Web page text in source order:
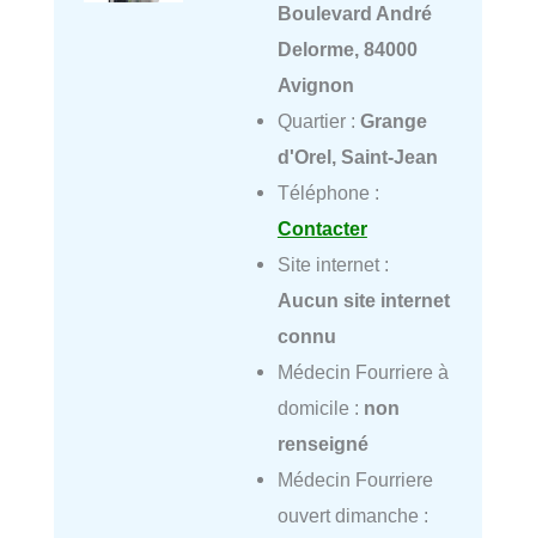
Boulevard André
Delorme, 84000
Avignon
Quartier : Grange
d'Orel, Saint-Jean
Téléphone :
Contacter
Site internet :
Aucun site internet
connu
Médecin Fourriere à
domicile : non
renseigné
Médecin Fourriere
ouvert dimanche :